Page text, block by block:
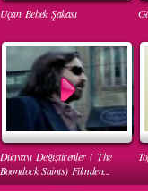
Uçan Bebek Şakası
Dünyayı Değiştirenler ( The
Boondock Saints) Filmden...